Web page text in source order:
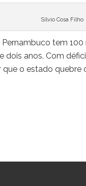
Sílvio Cosa Filho
tem
dois anos. Com
o estado